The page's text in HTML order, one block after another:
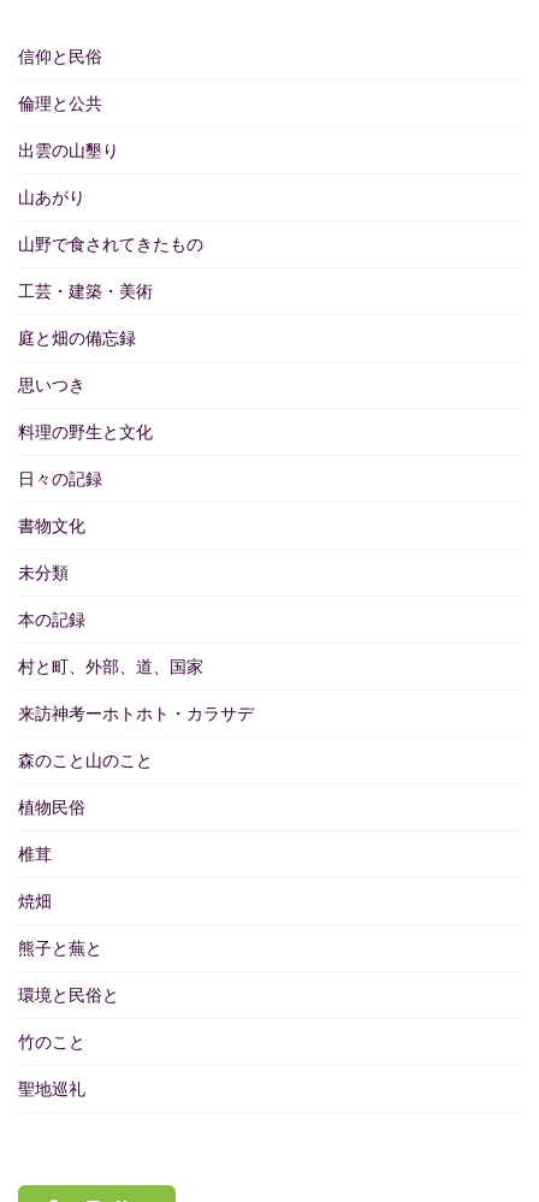
信仰と民俗
倫理と公共
出雲の山墾り
山あがり
山野で食されてきたもの
工芸・建築・美術
庭と畑の備忘録
思いつき
料理の野生と文化
日々の記録
書物文化
未分類
本の記録
村と町、外部、道、国家
来訪神考ーホトホト・カラサデ
森のこと山のこと
植物民俗
椎茸
焼畑
熊子と蕪と
環境と民俗と
竹のこと
聖地巡礼